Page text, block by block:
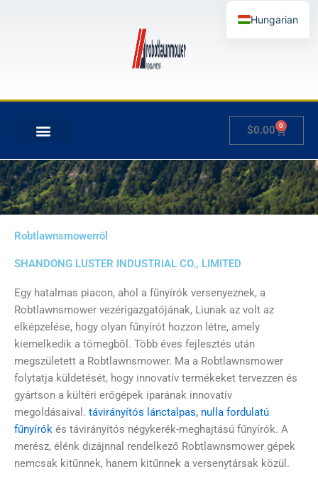
$0.00 0
Kosár
Robtlawnsmowerről
SHANDONG LUSTER INDUSTRIAL CO., LIMITED
Egy hatalmas piacon, ahol a fűnyírók versenyeznek, a
Robtlawnsmower vezérigazgatójának, Liunak az volt az
elképzelése, hogy olyan fűnyírót hozzon létre, amely
kiemelkedik a tömegből. Több éves fejlesztés után
megszületett a Robtlawnsmower. Ma a Robtlawnsmower
folytatja küldetését, hogy innovatív termékeket tervezzen és
gyártson a kültéri erőgépek iparának innovatív
megoldásaival. távirányítós lánctalpas, nulla fordulatú
fűnyírók és távirányítós négykerék-meghajtású fűnyírók. A
merész, élénk dizájnnal rendelkező Robtlawnsmower gépek
nemcsak kitűnnek, hanem kitűnnek a versenytársak közül.
Hungarian
Japanese
Spanish
Italian
Slovenian